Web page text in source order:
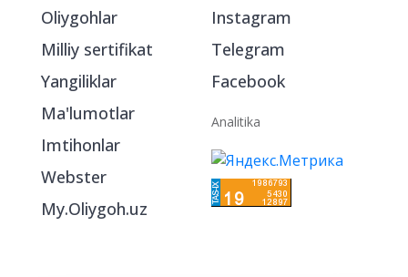
Bo‘limlar
Oliygohlar
Milliy sertifikat
Yangiliklar
Ma'lumotlar
Imtihonlar
Ijtimoiy tarmoqlarda
Instagram
Telegram
Analitika